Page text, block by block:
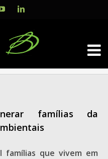
YouTubeLinkedIn
famílias da
que vivem em